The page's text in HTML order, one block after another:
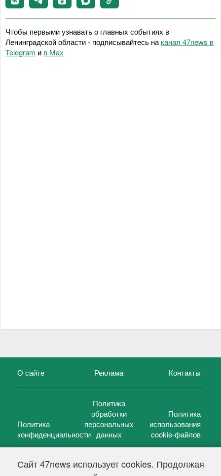
Сайт 47news использует cookies. Продолжая
Чтобы первыми узнавать о главных событиях в
Ленинградской области - подписывайтесь на канал 47news в
Telegram и в Maх
О сайте Реклама Контакты
Политика
конфиденциальности
Политика
обработки
персональных
данных
Политика
использования
cookie-файлов